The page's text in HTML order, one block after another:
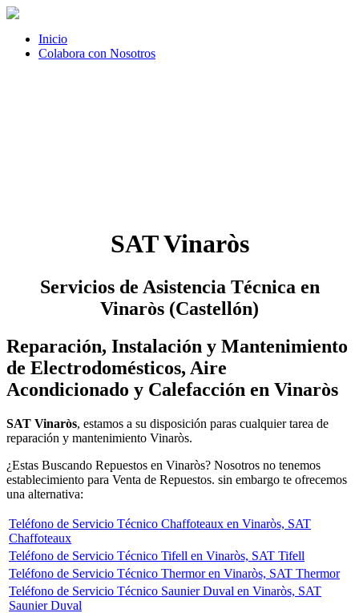
Inicio
Colabora con Nosotros
SAT Vinaròs
Servicios de Asistencia Técnica en
Vinaròs (Castellón)
Reparación, Instalación y Mantenimiento
de Electrodomésticos, Aire
Acondicionado y Calefacción en Vinaròs
SAT Vinaròs, estamos a su disposición paras cualquier tarea de
reparación y mantenimiento Vinaròs.
¿Estas Buscando Repuestos en Vinaròs? Nosotros no tenemos
establecimiento para Venta de Repuestos. sin embargo te ofrecemos
una alternativa:
Teléfono de Servicio Técnico Chaffoteaux en Vinaròs, SAT
Chaffoteaux
Teléfono de Servicio Técnico Tifell en Vinaròs, SAT Tifell
Teléfono de Servicio Técnico Thermor en Vinaròs, SAT Thermor
Teléfono de Servicio Técnico Saunier Duval en Vinaròs, SAT
Saunier Duval